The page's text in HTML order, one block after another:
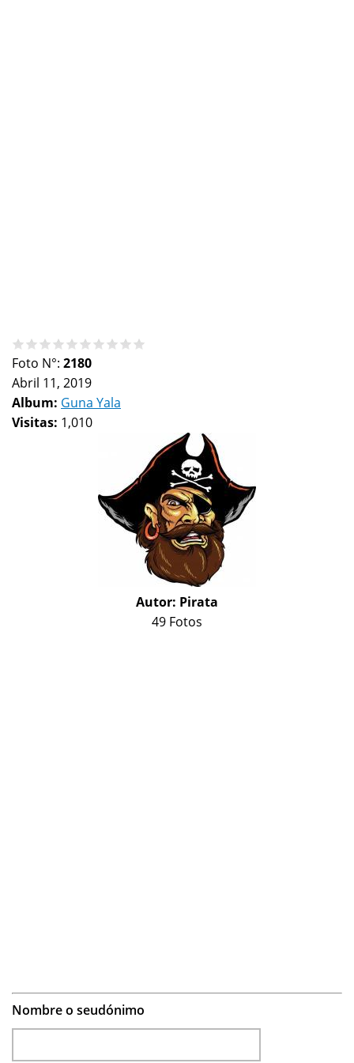
Foto N°: 2180
Abril 11, 2019
Album: Guna Yala
Visitas: 1,010
Autor: Pirata
49 Fotos
Nombre o seudónimo